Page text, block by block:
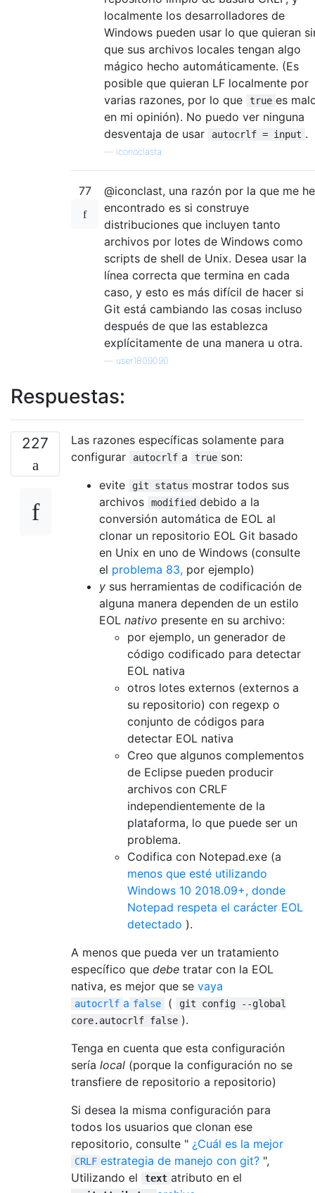
localmente los desarrolladores de
Windows pueden usar lo que quieran
que sus archivos locales tengan algo
mágico hecho automáticamente. (Es
posible que quieran LF localmente por
varias razones, por lo que
true es
en mi opinión). No puedo ver ninguna
desventaja de usar
autocrlf = input .
iconoclasta
77
@iconclast, una razón por la que me he
encontrado es si construye
distribuciones que incluyen tanto
archivos por lotes de Windows como
scripts de shell de Unix. Desea usar la
línea correcta que termina en cada
caso, y esto es más difícil de hacer si
Git está cambiando las cosas incluso
después de que las establezca
explícitamente de una manera u otra.
user1809090
Respuestas:
227
Las razones específicas solamente para
configurar
autocrlf a true son:
evite
git status mostrar todos sus
archivos
modified debido a la
conversión automática de EOL al
clonar un repositorio EOL Git basado
en Unix en uno de Windows (consulte
el problema 83, por ejemplo)
y sus herramientas de codificación de
alguna manera dependen de un estilo
EOL nativo presente en su archivo:
por ejemplo, un generador de
código codificado para detectar
EOL nativa
otros lotes externos (externos a
su repositorio) con regexp o
conjunto de códigos para
detectar EOL nativa
Creo que algunos complementos
de Eclipse pueden producir
archivos con CRLF
independientemente de la
plataforma, lo que puede ser un
problema.
Codifica con Notepad.exe (a
menos que esté utilizando
Windows 10 2018.09+, donde
Notepad respeta el carácter EOL
detectado ).
A menos que pueda ver un tratamiento
específico que debe tratar con la EOL
nativa, es mejor que se vaya
autocrlf a false (
git config --global
core.autocrlf false ).
Tenga en cuenta que esta configuración
sería local (porque la configuración no se
transfiere de repositorio a repositorio)
Si desea la misma configuración para
todos los usuarios que clonan ese
repositorio, consulte " ¿Cuál es la mejor
CRLF estrategia de manejo con git? ",
Utilizando el
text atributo en el